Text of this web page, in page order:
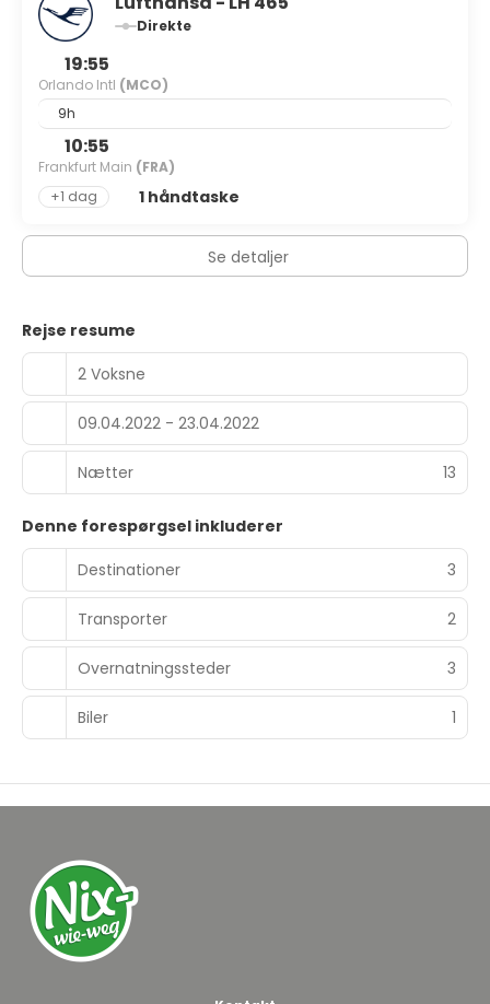
Direkte
19:55
Orlando Intl (MCO)
9h
10:55
Frankfurt Main (FRA)
+1 dag
1 håndtaske
Se detaljer
Rejse resume
2 Voksne
09.04.2022 - 23.04.2022
Nætter 13
Denne forespørgsel inkluderer
Destinationer
3
Transporter 2
Overnatningssteder 3
Biler 1